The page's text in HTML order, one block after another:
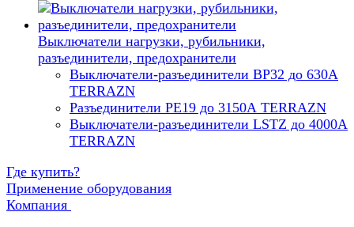
Выключатели нагрузки, рубильники,
разъединители, предохранители
Выключатели-разъединители ВР32 до 630А
TERRAZN
Разъединители РЕ19 до 3150А TERRAZN
Выключатели-разъединители LSTZ до 4000А
TERRAZN
Где купить?
Применение оборудования
Компания